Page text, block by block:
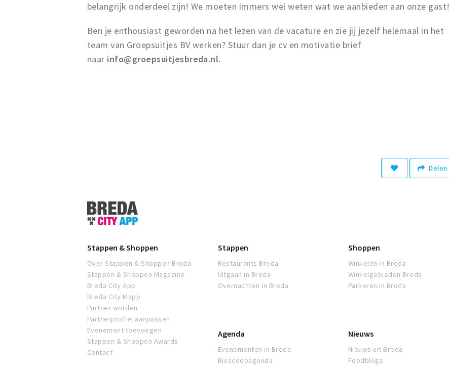
belangrijk onderdeel zijn! We moeten immers wel weten wat we aanbieden aan onze gast!
Ben je enthousiast geworden na het lezen van de vacature en zie jij jezelf helemaal in het
team van Groepsuitjes BV werken? Stuur dan je cv en motivatie brief
naar info@groepsuitjesbreda.nl.
Delen
Stappen
&
Shoppen
Stappen & Shoppen
Over Stappen & Shoppen Breda
Stappen & Shoppen Magazine
Breda City App
Breda City Mapp
Partner worden
Partnerprofiel aanpassen
Evenement toevoegen
Stappen & Shoppen Awards
Contact
Stappen
Restaurants Breda
Uitgaan in Breda
Overnachten in Breda
Shoppen
Winkelen in Breda
Winkelgebieden Breda
Parkeren in Breda
Agenda
Evenementen in Breda
Bioscoopagenda
Nieuws
Nieuws uit Breda
Foodblogs